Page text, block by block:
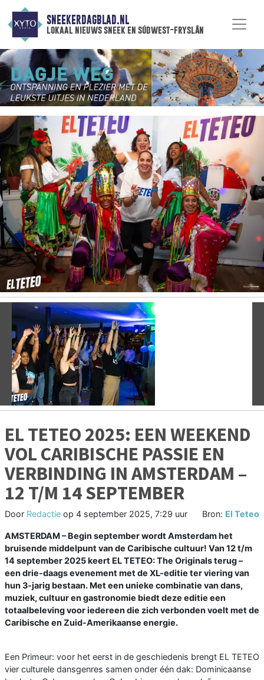
SNEEKERDAGBLAD.NL
lokaal nieuws sneek en súdwest-fryslân
Vorige
EL TETEO 2025: EEN WEEKEND
VOL CARIBISCHE PASSIE EN
VERBINDING IN AMSTERDAM –
12 T/M 14 SEPTEMBER
Door Redactie op 4 september 2025, 7:29 uur Bron: El Teteo
AMSTERDAM – Begin september wordt Amsterdam het
bruisende middelpunt van de Caribische cultuur! Van 12 t/m
14 september 2025 keert EL TETEO: The Originals terug –
een drie-daags evenement met de XL-editie ter viering van
hun 3-jarig bestaan. Met een unieke combinatie van dans,
muziek, cultuur en gastronomie biedt deze editie een
totaalbeleving voor iedereen die zich verbonden voelt met de
Caribische en Zuid-Amerikaanse energie.
Een Primeur: voor het eerst in de geschiedenis brengt EL TETEO
vier culturele dansgenres samen onder één dak: Dominicaanse